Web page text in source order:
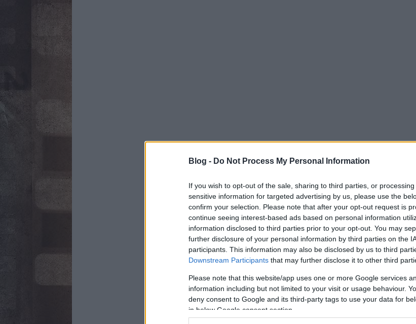
Blog - Do Not Process My Personal Information
If you wish to opt-out of the sale, sharing to third parties, or
sensitive information for targeted advertising by us, please use the
confirm your selection. Please note that after your opt-out request is
continue seeing interest-based ads based on personal information
information disclosed to third parties prior to your opt-out. You may
further disclosure of your personal information by third parties on the
participants. This information may also be disclosed by us to third
Downstream Participants that may further disclose it to other third
Please note that this website/app uses one or more Google services
information including but not limited to your visit or usage behaviour.
deny consent to Google and its third-party tags to use your data for
in below Google consent section.